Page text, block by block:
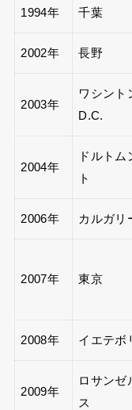
1994年 千葉
2002年 長野
2003年
ワシント
D.C.
2004年
ドルトム
ト
2006年 カルガリ
2007年 東京
2008年 イエテボ
2009年
ロサンゼ
ス